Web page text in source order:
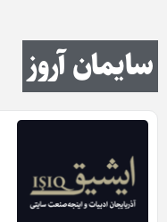
سایمان آروز